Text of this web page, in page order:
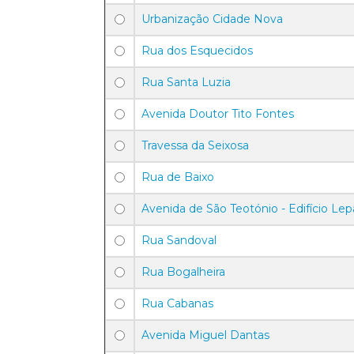
Urbanização Cidade Nova
Rua dos Esquecidos
Rua Santa Luzia
Avenida Doutor Tito Fontes
Travessa da Seixosa
Rua de Baixo
Avenida de São Teotónio - Edifício
Rua Sandoval
Rua Bogalheira
Rua Cabanas
Avenida Miguel Dantas